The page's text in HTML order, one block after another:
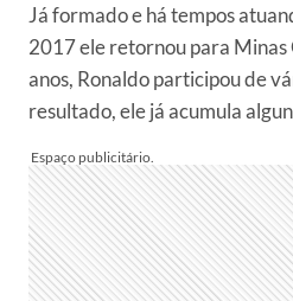
Já formado e há tempos
2017 ele retornou para Minas
anos, Ronaldo participou de
resultado, ele já acumula